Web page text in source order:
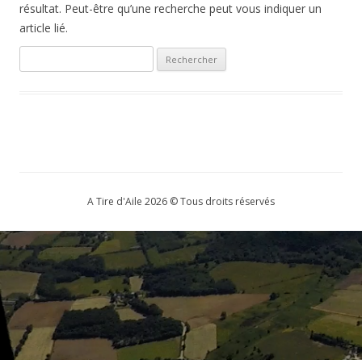
résultat. Peut-être qu’une recherche peut vous indiquer un
article lié.
A Tire d'Aile 2026 © Tous droits réservés